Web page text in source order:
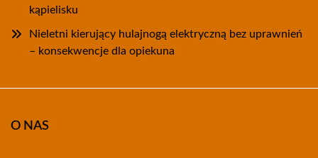
kąpielisku
Nieletni kierujący hulajnogą elektryczną bez uprawnień
– konsekwencje dla opiekuna
O NAS